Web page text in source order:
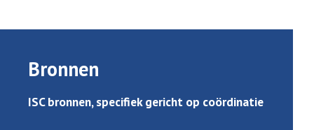
Bronnen
ISC bronnen, specifiek gericht op coördinatie